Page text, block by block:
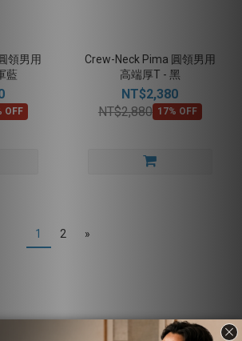
藍
OFF
Crew-Neck Pima 圓領男用
高端厚T - 黑
NT$2,380
NT$2,880 17% OFF
1 2 »
𝑐𝑜𝑡𝑡𝑜𝑛 系列-Men